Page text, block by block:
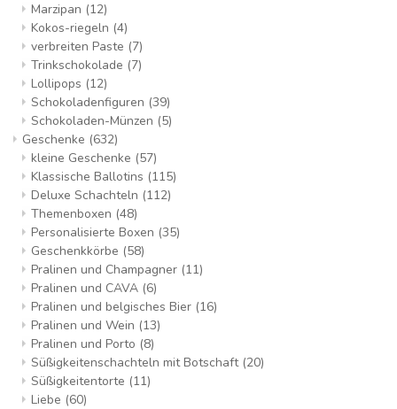
Marzipan (12)
Kokos-riegeln (4)
verbreiten Paste (7)
Trinkschokolade (7)
Lollipops (12)
Schokoladenfiguren (39)
Schokoladen-Münzen (5)
Geschenke (632)
kleine Geschenke (57)
Klassische Ballotins (115)
Deluxe Schachteln (112)
Themenboxen (48)
Personalisierte Boxen (35)
Geschenkkörbe (58)
Pralinen und Champagner (11)
Pralinen und CAVA (6)
Pralinen und belgisches Bier (16)
Pralinen und Wein (13)
Pralinen und Porto (8)
Süßigkeitenschachteln mit Botschaft (20)
Süßigkeitentorte (11)
Liebe (60)